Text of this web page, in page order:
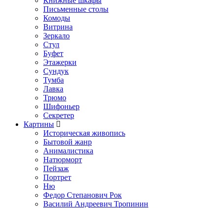
Письменные столы
Комоды
Витрина
Зеркало
Стул
Буфет
Этажерки
Сундук
Тумба
Лавка
Трюмо
Шифоньер
Секретер
Картины
Историческая живопись
Бытовой жанр
Анималистика
Натюрморт
Пейзаж
Портрет
Ню
Федор Степанович Рок
Василий Андреевич Тропинин